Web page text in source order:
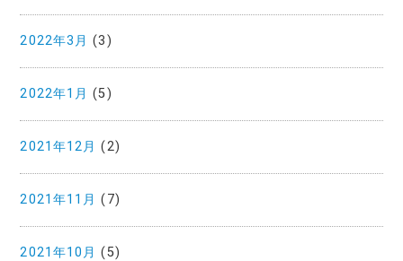
2022年3月 (3)
2022年1月 (5)
2021年12月 (2)
2021年11月 (7)
2021年10月 (5)